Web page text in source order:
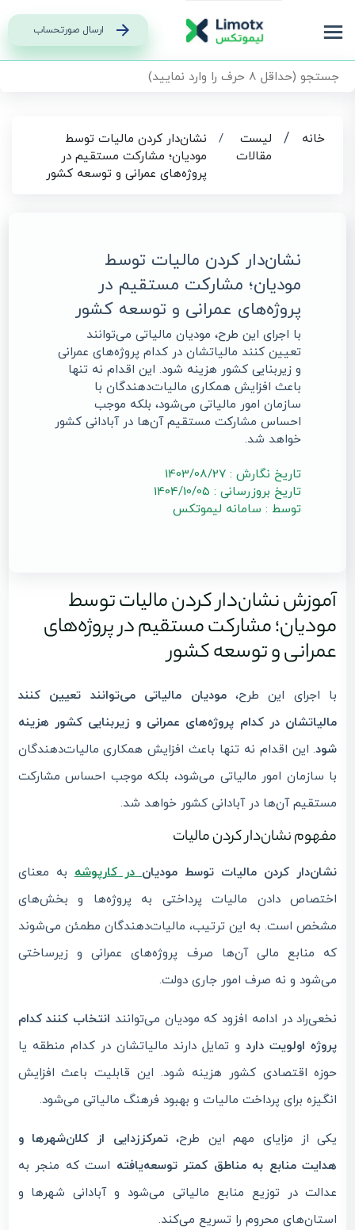
ارسال صورتحساب
خانه /
لیست
مقالات
/
نشان‌دار کردن مالیات توسط
مودیان؛ مشارکت مستقیم در
پروژه‌های عمرانی و توسعه کشور
نشان‌دار کردن مالیات توسط
مودیان؛ مشارکت مستقیم در
پروژه‌های عمرانی و توسعه کشور
با اجرای این طرح، مودیان مالیاتی می‌توانند
تعیین کنند مالیاتشان در کدام پروژه‌های عمرانی
و زیربنایی کشور هزینه شود. این اقدام نه تنها
باعث افزایش همکاری مالیات‌دهندگان با
سازمان امور مالیاتی می‌شود، بلکه موجب
احساس مشارکت مستقیم آن‌ها در آبادانی کشور
خواهد شد.
تاریخ نگارش : 1403/08/27
تاریخ بروزرسانی : 1404/10/05
توسط : سامانه لیموتکس
آموزش نشان‌دار کردن مالیات توسط
مودیان؛ مشارکت مستقیم در پروژه‌های
عمرانی و توسعه کشور
با اجرای این طرح،مودیان مالیاتی می‌توانند تعیین کنند
مالیاتشان در کدام پروژه‌های عمرانی و زیربنایی کشور هزینه
شود. این اقدام نه تنها باعث افزایش همکاری مالیات‌دهندگان
با سازمان امور مالیاتی می‌شود، بلکه موجب احساس مشارکت
مستقیم آن‌ها در آبادانی کشور خواهد شد.
مفهوم نشان‌دار کردن مالیات
نشان‌دار کردن مالیات توسط مودیاندر کارپوشهبه معنای
اختصاص دادن مالیات پرداختی به پروژه‌ها و بخش‌های
مشخص است. به این ترتیب، مالیات‌دهندگان مطمئن می‌شوند
که منابع مالی آن‌ها صرف پروژه‌های عمرانی و زیرساختی
می‌شود و نه صرف امور جاری دولت.
نخعی‌راد در ادامه افزود که مودیان می‌توانند انتخاب کنند کدام
پروژه اولویت داردو تمایل دارند مالیاتشان در کدام منطقه یا
حوزه اقتصادی کشور هزینه شود. این قابلیت باعث افزایش
انگیزه برای پرداخت مالیات و بهبود فرهنگ مالیاتی می‌شود.
یکی از مزایای مهم این طرح،تمرکززدایی از کلان‌شهرها و
هدایت منابع به مناطق کمتر توسعه‌یافته است که منجر به
عدالت در توزیع منابع مالیاتی می‌شود و آبادانی شهرها و
استان‌های محروم را تسریع می‌کند.